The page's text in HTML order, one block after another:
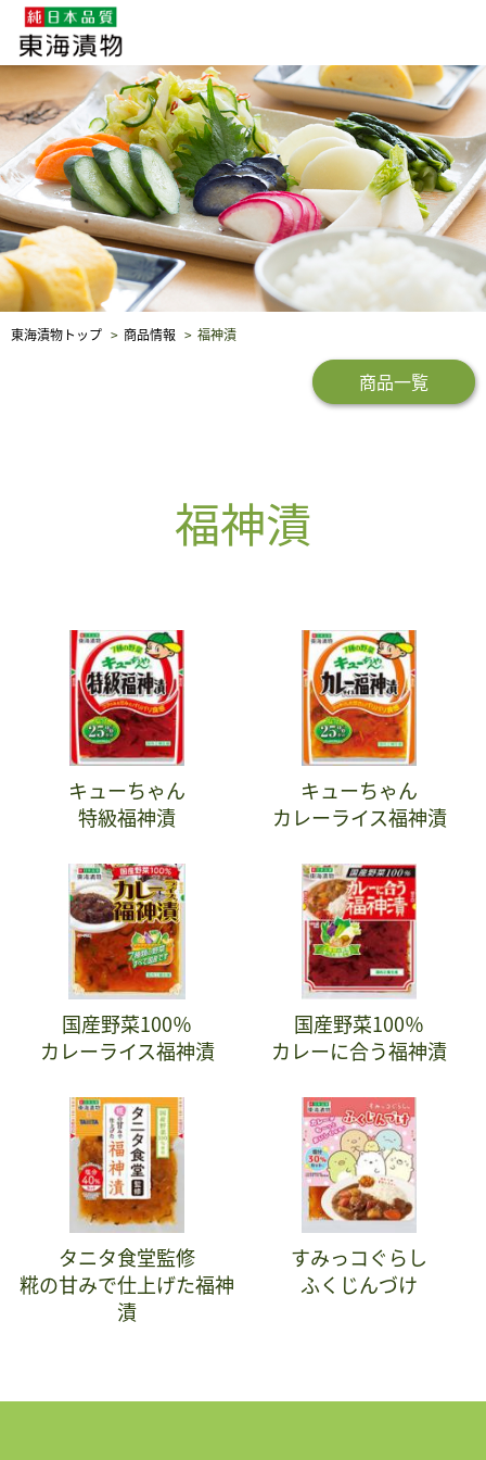
企業・採用情報 社会貢献 品質保証
東海漬物トップ 商品情報 福神漬
商品一覧
福神漬
キューちゃん
特級福神漬
キューちゃん
カレーライス福神漬
国産野菜100％
カレーライス福神漬
国産野菜100％
カレーに合う福神漬
タニタ食堂監修
糀の甘みで仕上げた福神
漬
すみっコぐらし
ふくじんづけ